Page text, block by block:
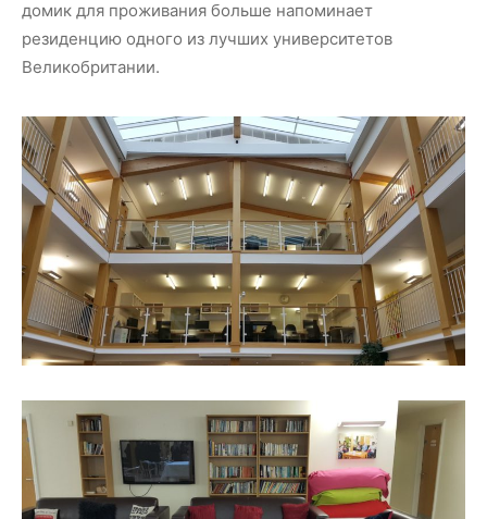
домик для проживания больше напоминает
резиденцию одного из лучших университетов
Великобритании.